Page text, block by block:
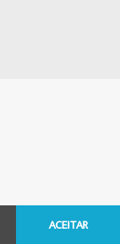
ACEITAR